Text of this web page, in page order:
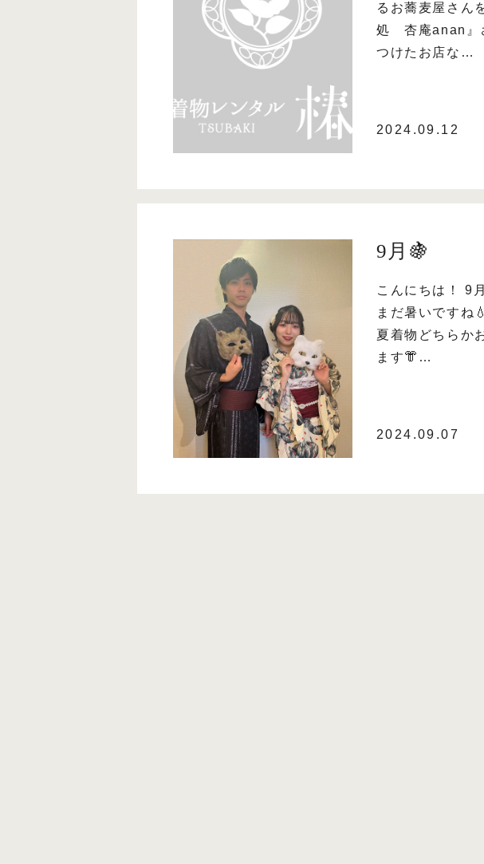
るお蕎麦屋さん
処 杏庵anan』
つけたお店な…
2024.09.12
9月🍇
こんにちは！ 9
まだ暑いですね
夏着物どちらか
ます👘…
2024.09.07